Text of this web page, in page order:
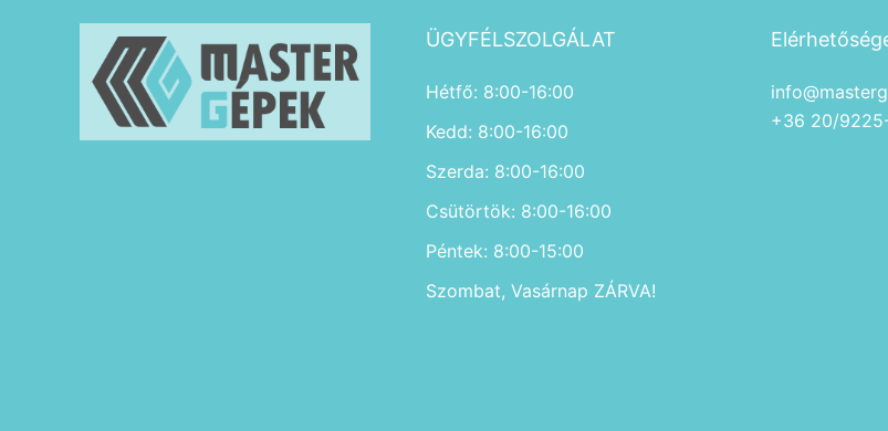
ÜGYFÉLSZOLGÁLAT
Hétfő: 8:00-16:00
Kedd: 8:00-16:00
Szerda: 8:00-16:00
Csütörtök: 8:00-16:00
Péntek: 8:00-15:00
Szombat, Vasárnap ZÁRVA!
+36 20/